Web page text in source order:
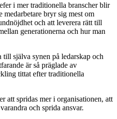
i mer traditionella branscher blir
bryr sig mest om
och att leverera rätt till
generationerna och hur man
själva synen på ledarskap och
är så präglade av
tittat efter traditionella
att spridas mer i organisationen, att
och sprida ansvar.